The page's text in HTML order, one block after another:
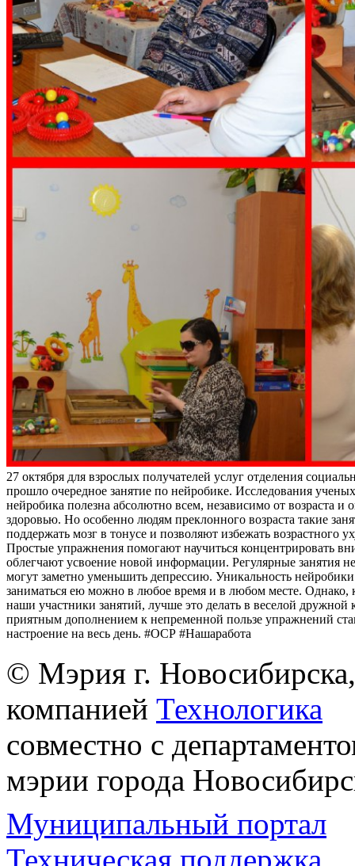
27 октября для взрослых получателей услуг отделения
прошло очередное занятие по нейробике. Исследования
нейробика полезна абсолютно всем, независимо от возраста и
здоровью. Но особенно людям преклонного возраста такие
поддержать мозг в тонусе и позволяют избежать возрастного
Простые упражнения помогают научиться концентрировать
облегчают усвоение новой информации. Регулярные занятия
могут заметно уменьшить депрессию. Уникальность
заниматься ею можно в любое время и в любом месте. Однако,
наши участники занятий, лучше это делать в веселой дружной
приятным дополнением к непременной пользе упражнений
настроение на весь день. #ОСР #Нашаработа
© Мэрия г.
компанией Технологика
совместно с
мэрии города
Муниципальный портал